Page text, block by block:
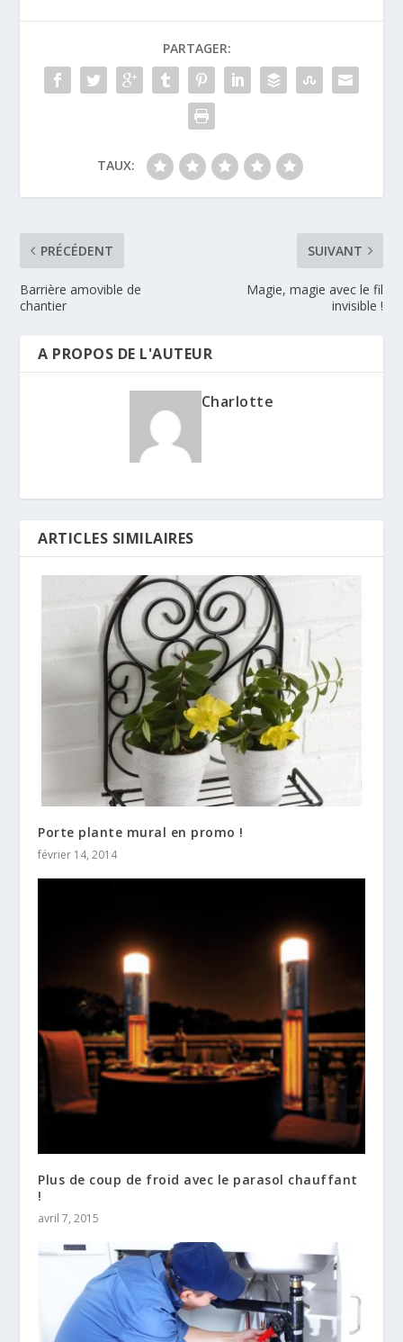
PARTAGER:
TAUX:
PRÉCÉDENT
Barrière amovible de
chantier
SUIVANT
Magie, magie avec le fil
invisible !
A PROPOS DE L'AUTEUR
Charlotte
ARTICLES SIMILAIRES
Porte plante mural en promo !
février 14, 2014
Plus de coup de froid avec le parasol chauffant
!
avril 7, 2015